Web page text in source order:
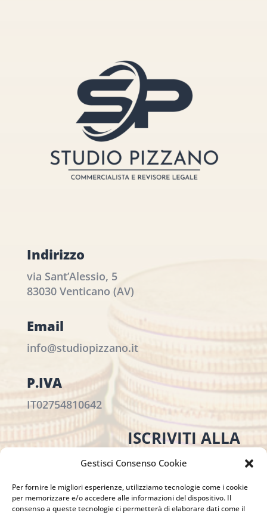
Gestisci Consenso Cookie
Per fornire le migliori esperienze, utilizziamo tecnologie come i cookie
per memorizzare e/o accedere alle informazioni del dispositivo. Il
consenso a queste tecnologie ci permetterà di elaborare dati come il
Indirizzo
via Sant’Alessio, 5
83030 Venticano (AV)
Email
info@studiopizzano.it
P.IVA
IT02754810642
ISCRIVITI ALLA
NEWSLETTER
novità, clicca sul pulsante qui sotto e
iscriviti alla nostra newsletter.